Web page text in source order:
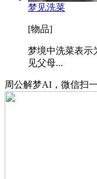
梦见洗菜
[物品]
梦境中洗菜表示
见父母...
周公解梦AI，微信扫